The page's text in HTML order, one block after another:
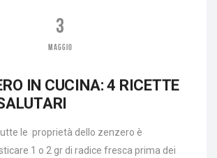
3
MAGGIO
IN CUCINA: 4 RICETTE
le proprietà dello zenzero è
1 o 2 gr di radice fresca prima dei